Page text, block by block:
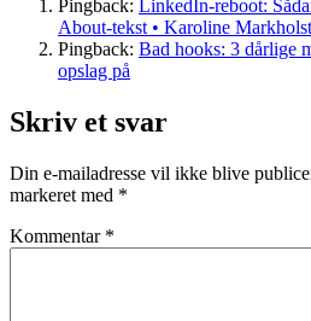
Pingback: LinkedIn-reboot:
About-tekst • Karoline Markholst
Pingback: Bad hooks: 3 dårlige
opslag på
Skriv et svar
Din e-mailadresse vil ikke blive
markeret med *
Kommentar *